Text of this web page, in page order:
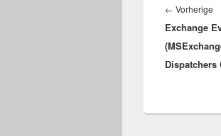
← Vorherige
Exchange
Dispatchers